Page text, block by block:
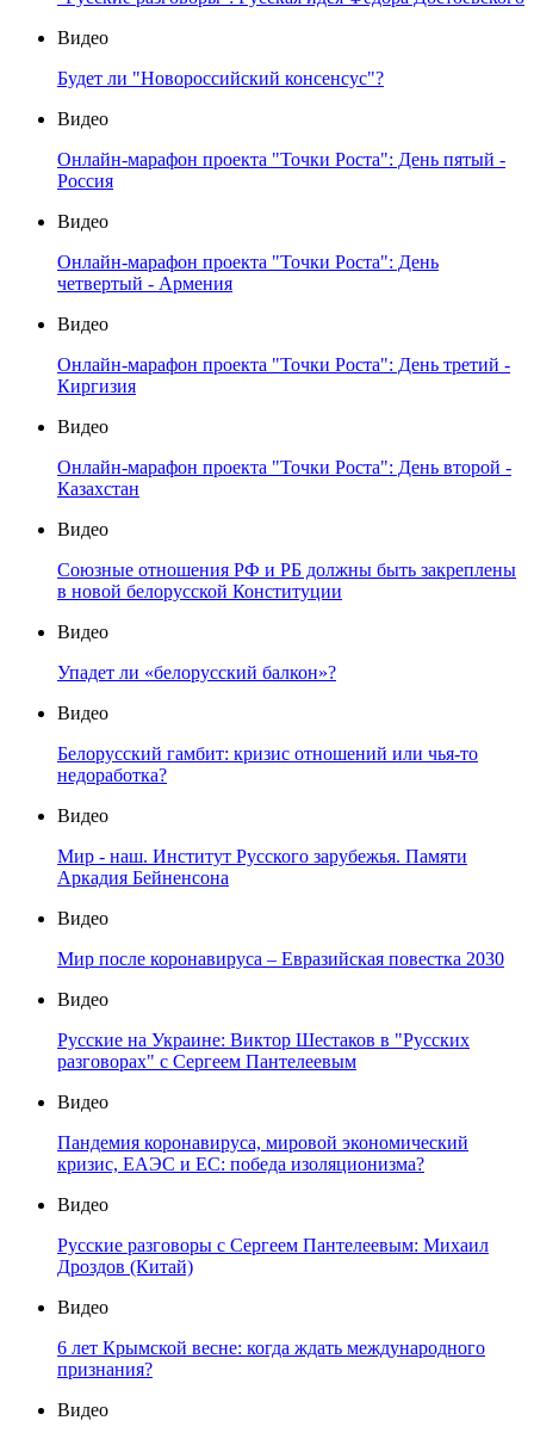
Видео
Будет ли "Новороссийский консенсус"?
Видео
Онлайн-марафон проекта "Точки Роста": День пятый -
Россия
Видео
Онлайн-марафон проекта "Точки Роста": День
четвертый - Армения
Видео
Онлайн-марафон проекта "Точки Роста": День третий -
Киргизия
Видео
Онлайн-марафон проекта "Точки Роста": День второй -
Казахстан
Видео
Союзные отношения РФ и РБ должны быть закреплены
в новой белорусской Конституции
Видео
Упадет ли «белорусский балкон»?
Видео
Белорусский гамбит: кризис отношений или чья-то
недоработка?
Видео
Мир - наш. Институт Русского зарубежья. Памяти
Аркадия Бейненсона
Видео
Мир после коронавируса – Евразийская повестка 2030
Видео
Русские на Украине: Виктор Шестаков в "Русских
разговорах" с Сергеем Пантелеевым
Видео
Пандемия коронавируса, мировой экономический
кризис, ЕАЭС и ЕС: победа изоляционизма?
Видео
Русские разговоры с Сергеем Пантелеевым: Михаил
Дроздов (Китай)
Видео
6 лет Крымской весне: когда ждать международного
признания?
Видео